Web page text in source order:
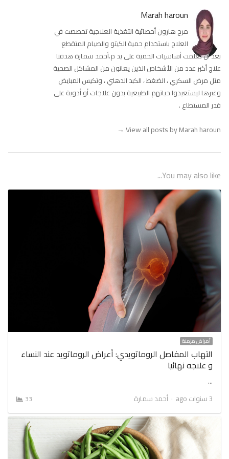
Marah haroun
مرح هارون أخصائية التغذية العلاجية تخصصت في
العلاج باستخدام حمية الكيتو والصيام المتقطع
بعد أن تعلمت أساسيات الحمية على يد م.أحمد سمارة هدفنا
علاج أكبر عدد من الأشخاص الذين يعانون من المشاكل الصحية
مثل مرض السكري ، الضغط ، الكبد الدهني ، وتكيس المبايض
وغيرها ليستعيدوا حياتهم الطبيعية بدون علاجات أو أدوية على
قدر المستطاع .
View all posts by Marah haroun
→
You may also like...
أمراض مزمنة
التهاب المفاصل الروماتويدي: أعراض الروماتويد عند النساء
و علاجه نهائيا
…
3 سنوات ago
Author
أحمد سمارة 33